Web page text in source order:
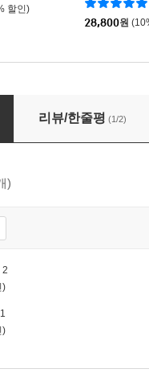
할인)
28,800원
리뷰/한줄평 (1/2)
)
2
)
)